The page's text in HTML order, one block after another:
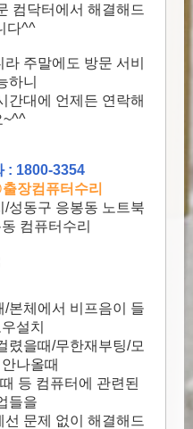
컴닥터에서 해결해드
다^^
주말에도 방문 서비
하니
간대에 언제든 연락해
~^^
: 1800-3354
장컴퓨터수리
성동구 응봉동 노트북
컴퓨터수리
본체에서 비프음이 들
설치
렸을때/무한재부팅/모
나올때
등 컴퓨터에 관련된
들을
문제 없이 해결해드